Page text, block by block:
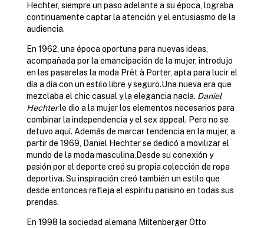
Hechter, siempre un paso adelante a su época, lograba
continuamente captar la atención y el entusiasmo de la
audiencia.
En 1962, una época oportuna para nuevas ideas,
acompañada por la emancipación de la mujer, introdujo
en las pasarelas la moda Prêt à Porter, apta para lucir el
día a día con un estilo libre y seguro.Una nueva era que
mezclaba el chic casual y la elegancia nacía. Daniel
Hechterle dio a la mujer los elementos necesarios para
combinar la independencia y el sex appeal. Pero no se
detuvo aquí. Además de marcar tendencia en la mujer, a
partir de 1969, Daniel Hechter se dedicó a movilizar el
mundo de la moda masculina.Desde su conexión y
pasión por el deporte creó su propia colección de ropa
deportiva. Su inspiración creó también un estilo que
desde entonces refleja el espíritu parisino en todas sus
prendas.
En 1998 la sociedad alemana Miltenberger Otto